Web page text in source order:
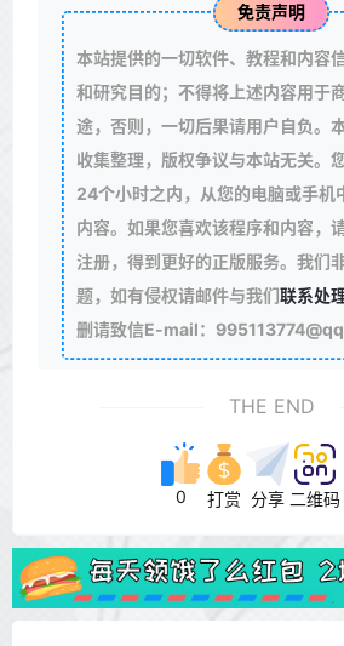
免责声明
本站提供的一切软件、教程和内容
和研究目的；不得将上述内容用于
途，否则，一切后果请用户自负。
收集整理，版权争议与本站无关。
24个小时之内，从您的电脑或手机
内容。如果您喜欢该程序和内容，
注册，得到更好的正版服务。我们
题，如有侵权请邮件与我们联系处
删请致信E-mail：
THE END
0 打赏 分享 二维码